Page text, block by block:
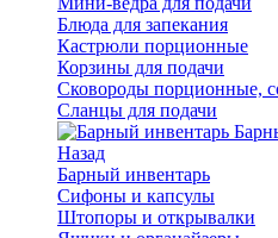
Блюда для запекания
Кастрюли порционные
Корзины для подачи
Сковороды порционные,
Сланцы для подачи
Назад
Барный инвентарь
Сифоны и капсулы
Штопоры и открывалки